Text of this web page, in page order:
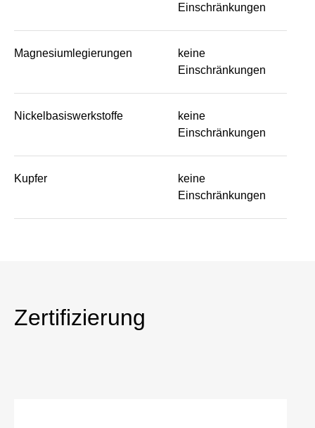
Einschränkungen
Magnesiumlegierungen
keine
Einschränkungen
Nickelbasiswerkstoffe
keine
Einschränkungen
Kupfer
keine
Einschränkungen
Zertifizierung